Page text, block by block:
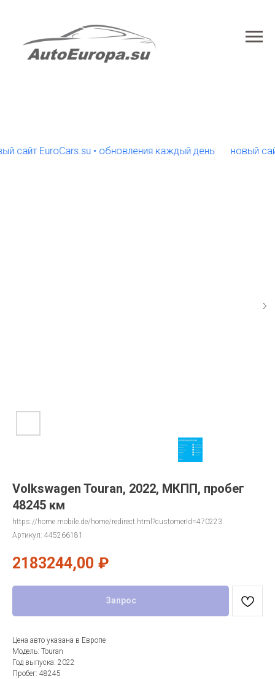
EuroCars.su • обновления каждый день новый сайт
Volkswagen Touran, 2022, МКПП, пробег
48245 км
https://home.mobile.de/home/redirect.html?customerId=470223
Артикул: 445266181
2183244,00 ₽
Запрос
Цена авто указана в Европе
Модель: Touran
Год выпуска: 2022
Пробег: 48245